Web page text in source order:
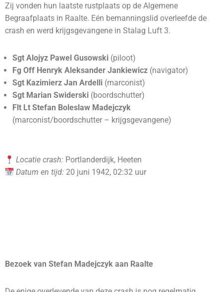
Zij vonden hun laatste rustplaats op de Algemene
Begraafplaats in Raalte. Eén bemanningslid overleefde de
crash en werd krijgsgevangene in Stalag Luft 3.
Sgt Alojyz Pawel Gusowski (piloot)
Fg Off Henryk Aleksander Jankiewicz (navigator)
Sgt Kazimierz Jan Ardelli (marconist)
Sgt Marian Swiderski (boordschutter)
Flt Lt Stefan Boleslaw Madejczyk
(marconist/boordschutter – krijgsgevangene)
Locatie crash: Portlanderdijk, Heeten
Datum en tijd: 20 juni 1942, 02:32 uur
Bezoek van Stefan Madejczyk aan Raalte